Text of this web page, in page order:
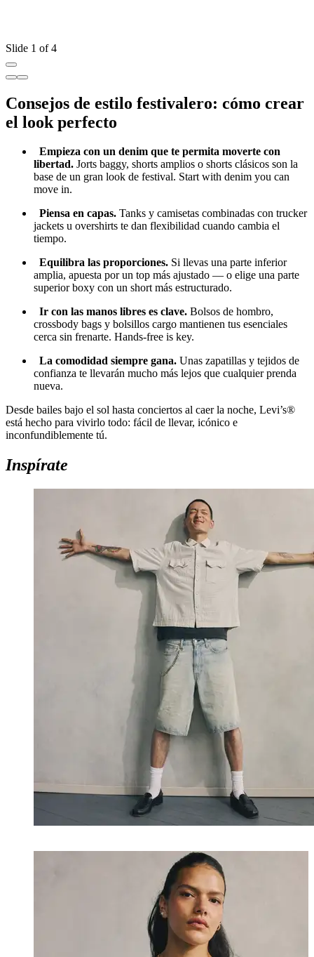
Slide 1 of 4
Consejos de estilo festivalero: cómo crear
el look perfecto
Empieza con un denim que te permita moverte con
libertad. Jorts baggy, shorts amplios o shorts clásicos son la
base de un gran look de festival. Start with denim you can
move in.
Piensa en capas. Tanks y camisetas combinadas con trucker
jackets u overshirts te dan flexibilidad cuando cambia el
tiempo.
Equilibra las proporciones. Si llevas una parte inferior
amplia, apuesta por un top más ajustado — o elige una parte
superior boxy con un short más estructurado.
Ir con las manos libres es clave. Bolsos de hombro,
crossbody bags y bolsillos cargo mantienen tus esenciales
cerca sin frenarte. Hands‑free is key.
La comodidad siempre gana. Unas zapatillas y tejidos de
confianza te llevarán mucho más lejos que cualquier prenda
nueva.
Desde bailes bajo el sol hasta conciertos al caer la noche, Levi’s®
está hecho para vivirlo todo: fácil de llevar, icónico e
inconfundiblemente tú.
Inspírate